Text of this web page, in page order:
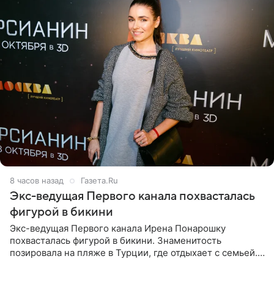
8 часов назад Газета.Ru
Экс-ведущая Первого канала похвасталась
фигурой в бикини
Экс-ведущая Первого канала Ирена Понарошку
похвасталась фигурой в бикини. Знаменитость
позировала на пляже в Турции, где отдыхает с семьей.